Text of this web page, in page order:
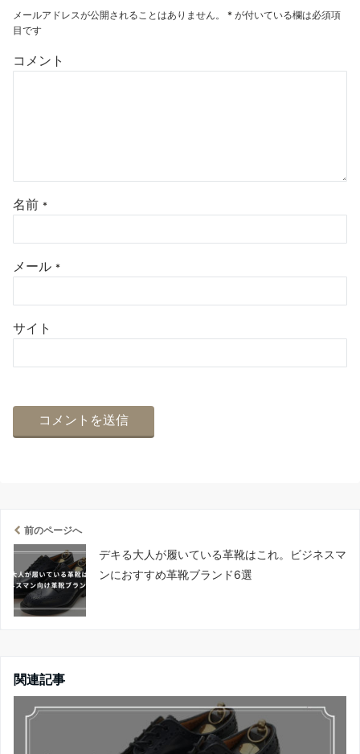
メールアドレスが公開されることはありません。 * が付いている欄は必須項
目です
コメント
名前 *
メール *
サイト
前のページへ
デキる大人が履いている革靴はこれ。ビジネスマ
ンにおすすめ革靴ブランド6選
関連記事